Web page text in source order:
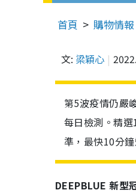
首頁 購物情報
文: 梁穎心
第5波疫情仍嚴
每日檢測。精
準，最快10分鐘
DEEPBLUE 新型